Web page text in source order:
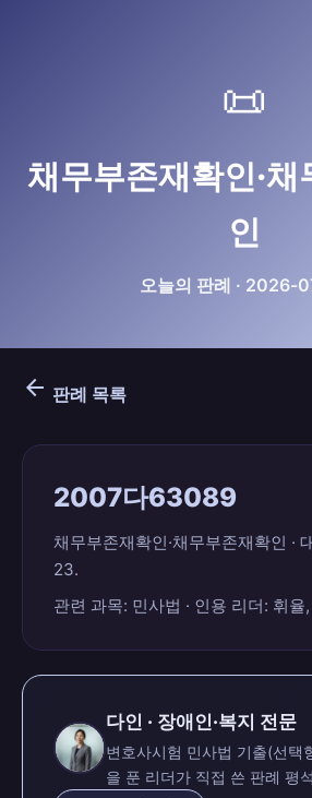
📜
채무부존재확인·
인
오늘의 판례 · 2026-
arrow_back 판례 목록
2007다63089
채무부존재확인·채무부존재확인 ·
23.
관련 과목: 민사법 · 인용 리더: 휘율
다인 · 장애인·복지 전문
변호사시험 민사법 기출(선택
을 푼 리더가 직접 쓴 판례 평석